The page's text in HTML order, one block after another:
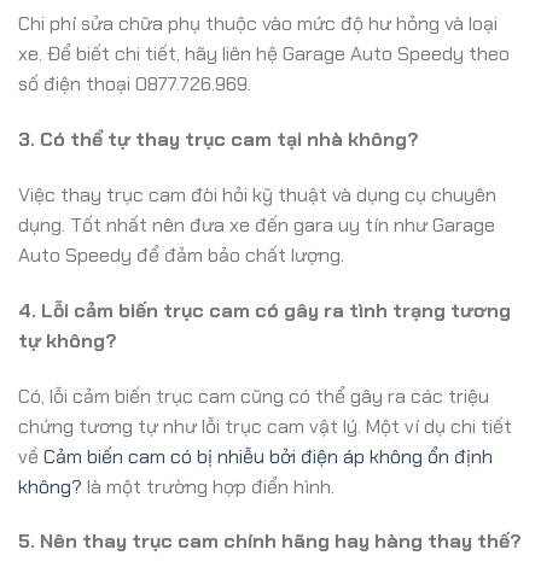
Chi phí sửa chữa phụ thuộc vào mức độ hư hỏng và loại
xe. Để biết chi tiết, hãy liên hệ Garage Auto Speedy theo
số điện thoại 0877.726.969.
3. Có thể tự thay trục cam tại nhà không?
Việc thay trục cam đòi hỏi kỹ thuật và dụng cụ chuyên
dụng. Tốt nhất nên đưa xe đến gara uy tín như Garage
Auto Speedy để đảm bảo chất lượng.
4. Lỗi cảm biến trục cam có gây ra tình trạng tương
tự không?
Có, lỗi cảm biến trục cam cũng có thể gây ra các triệu
chứng tương tự như lỗi trục cam vật lý. Một ví dụ chi tiết
về Cảm biến cam có bị nhiễu bởi điện áp không ổn định
không? là một trường hợp điển hình.
5. Nên thay trục cam chính hãng hay hàng thay thế?